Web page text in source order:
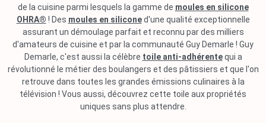
de la cuisine parmi lesquels la gamme de moules en silicone
OHRA® ! Des moules en siliconed'une qualité exceptionnelle
assurant un démoulage parfait et reconnu par des milliers
d'amateurs de cuisine et par la communauté Guy Demarle ! Guy
Demarle, c'est aussi la célèbre toile anti-adhérentequi a
révolutionné le métier des boulangers et des pâtissiers et que l'on
retrouve dans toutes les grandes émissions culinaires à la
télévision ! Vous aussi, découvrez cette toile aux propriétés
uniques sans plus attendre.